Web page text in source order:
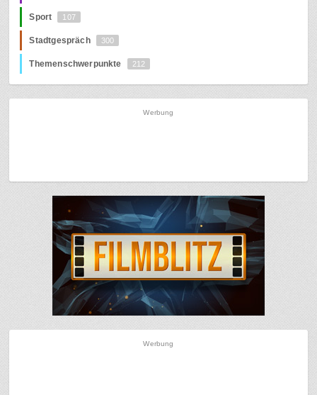
Sport 107
Stadtgespräch 300
Themenschwerpunkte 212
Werbung
Werbung